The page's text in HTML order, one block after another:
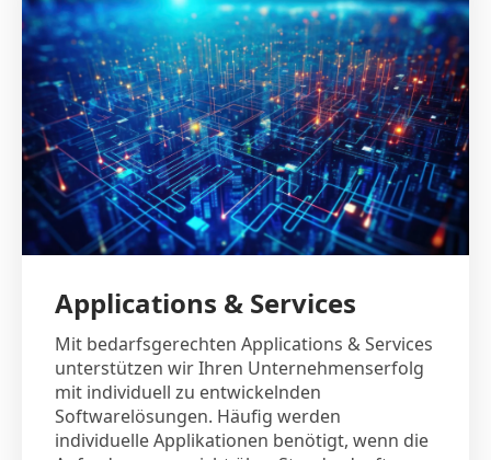
Applications & Services
Mit bedarfsgerechten Applications & Services
unterstützen wir Ihren Unternehmenserfolg
mit individuell zu entwickelnden
Softwarelösungen. Häufig werden
individuelle Applikationen benötigt, wenn die